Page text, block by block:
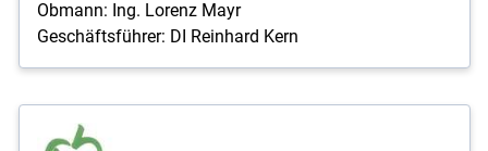
Obmann: Ing. Lorenz Mayr
Geschäftsführer: DI Reinhard Kern